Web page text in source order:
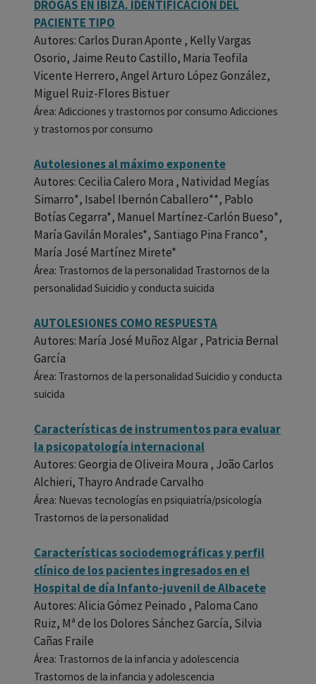
DROGAS EN IBIZA. IDENTIFICACIÓN DEL
PACIENTE TIPO
Autores: Carlos Duran Aponte , Kelly Vargas
Osorio, Jaime Reuto Castillo, Maria Teofila
Vicente Herrero, Angel Arturo López González,
Miguel Ruiz-Flores Bistuer
Área: Adicciones y trastornos por consumo Adicciones
y trastornos por consumo
Autolesiones al máximo exponente
Autores: Cecilia Calero Mora , Natividad Megías
Simarro*, Isabel Ibernón Caballero**, Pablo
Botías Cegarra*, Manuel Martínez-Carlón Bueso*,
María Gavilán Morales*, Santiago Pina Franco*,
María José Martínez Mirete*
Área: Trastornos de la personalidad Trastornos de la
personalidad Suicidio y conducta suicida
AUTOLESIONES COMO RESPUESTA
Autores: María José Muñoz Algar , Patricia Bernal
García
Área: Trastornos de la personalidad Suicidio y conducta
suicida
Características de instrumentos para evaluar
la psicopatología internacional
Autores: Georgia de Oliveira Moura , João Carlos
Alchieri, Thayro Andrade Carvalho
Área: Nuevas tecnologías en psiquiatría/psicología
Trastornos de la personalidad
Características sociodemográficas y perfil
clínico de los pacientes ingresados en el
Hospital de día Infanto-juvenil de Albacete
Autores: Alicia Gómez Peinado , Paloma Cano
Ruiz, Mª de los Dolores Sánchez García, Silvia
Cañas Fraile
Área: Trastornos de la infancia y adolescencia
Trastornos de la infancia y adolescencia